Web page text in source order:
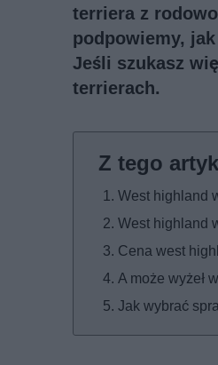
terriera z
podpowiemy,
Jeśli szukasz
terrierach.
West highland
West highland
Cena west
A może wyżeł
Jak wybrać